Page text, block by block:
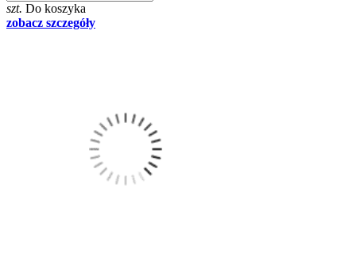
szt. Do koszyka
zobacz szczegóły